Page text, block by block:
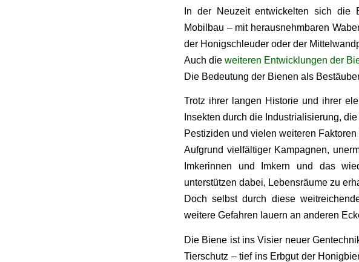
In der Neuzeit entwickelten sich die
Mobilbau – mit herausnehmbaren
der Honigschleuder oder der
Auch die weiteren Entwicklungen der
Die Bedeutung der Bienen als
Trotz ihrer langen Historie und ihrer
Insekten durch die Industrialisierung,
Pestiziden und vielen weiteren
Aufgrund vielfältiger Kampagnen,
Imkerinnen und Imkern und das
unterstützen dabei, Lebensräume zu
Doch selbst durch diese
weitere Gefahren lauern an anderen
Die Biene ist ins Visier neuer
Tierschutz – tief ins Erbgut der